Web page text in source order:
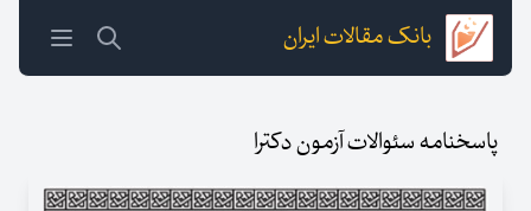
بانک مقالات ایران
پاسخنامه سئوالات آزمون دکترا